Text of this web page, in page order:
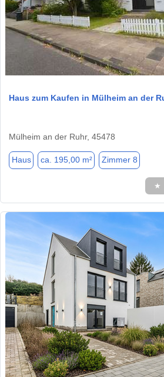
Haus zum Kaufen in Mülheim an der
Mülheim an der Ruhr, 45478
Haus ca. 195,00 m² Zimmer 8
★